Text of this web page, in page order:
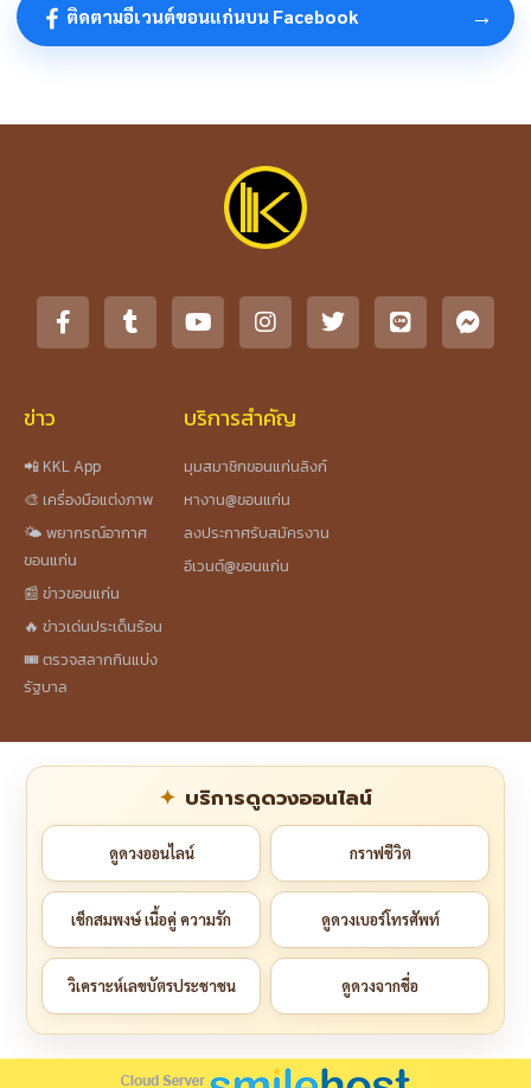
ติดตามอีเวนต์ขอนแก่นบน Facebook →
ข่าว
📲 KKL App
🎨 เครื่องมือแต่งภาพ
🌤️ พยากรณ์อากาศ
ขอนแก่น
📰 ข่าวขอนแก่น
🔥 ข่าวเด่นประเด็นร้อน
🎟️ ตรวจสลากกินแบ่ง
รัฐบาล
บริการสำคัญ
มุมสมาชิกขอนแก่นลิงก์
หางาน@ขอนแก่น
ลงประกาศรับสมัครงาน
อีเวนต์@ขอนแก่น
บริการดูดวงออนไลน์
ดูดวงออนไลน์ กราฟชีวิต
เช็กสมพงษ์ เนื้อคู่ ความรัก ดูดวงเบอร์โทรศัพท์
วิเคราะห์เลขบัตรประชาชน ดูดวงจากชื่อ